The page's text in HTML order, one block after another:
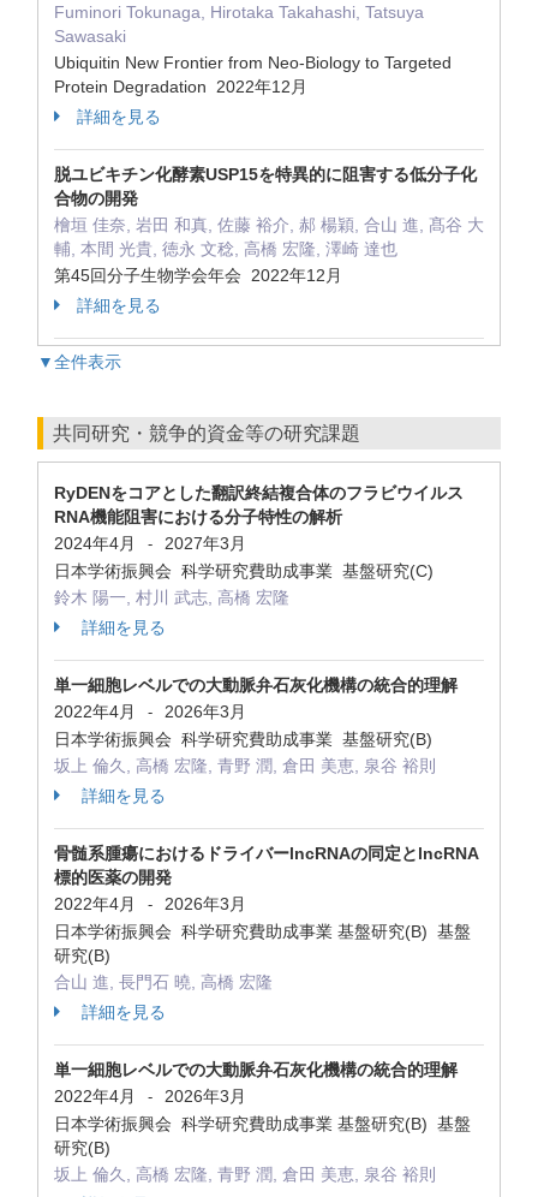
Fuminori Tokunaga, Hirotaka Takahashi, Tatsuya
Sawasaki
Ubiquitin New Frontier from Neo-Biology to Targeted
Protein Degradation 2022年12月
詳細を見る
脱ユビキチン化酵素USP15を特異的に阻害する低分子化
合物の開発
檜垣 佳奈, 岩田 和真, 佐藤 裕介, 郝 楊穎, 合山 進, 髙谷 大
輔, 本間 光貴, 徳永 文稔, 高橋 宏隆, 澤崎 達也
第45回分子生物学会年会 2022年12月
詳細を見る
▼全件表示
共同研究・競争的資金等の研究課題
RyDENをコアとした翻訳終結複合体のフラビウイルス
RNA機能阻害における分子特性の解析
2024年4月
-
2027年3月
日本学術振興会 科学研究費助成事業 基盤研究(C)
鈴木 陽一, 村川 武志, 高橋 宏隆
詳細を見る
単一細胞レベルでの大動脈弁石灰化機構の統合的理解
2022年4月
-
2026年3月
日本学術振興会 科学研究費助成事業 基盤研究(B)
坂上 倫久, 高橋 宏隆, 青野 潤, 倉田 美恵, 泉谷 裕則
詳細を見る
骨髄系腫瘍におけるドライバーlncRNAの同定とlncRNA
標的医薬の開発
2022年4月
-
2026年3月
日本学術振興会 科学研究費助成事業 基盤研究(B) 基盤
研究(B)
合山 進, 長門石 曉, 高橋 宏隆
詳細を見る
単一細胞レベルでの大動脈弁石灰化機構の統合的理解
2022年4月
-
2026年3月
日本学術振興会 科学研究費助成事業 基盤研究(B) 基盤
研究(B)
坂上 倫久, 高橋 宏隆, 青野 潤, 倉田 美恵, 泉谷 裕則